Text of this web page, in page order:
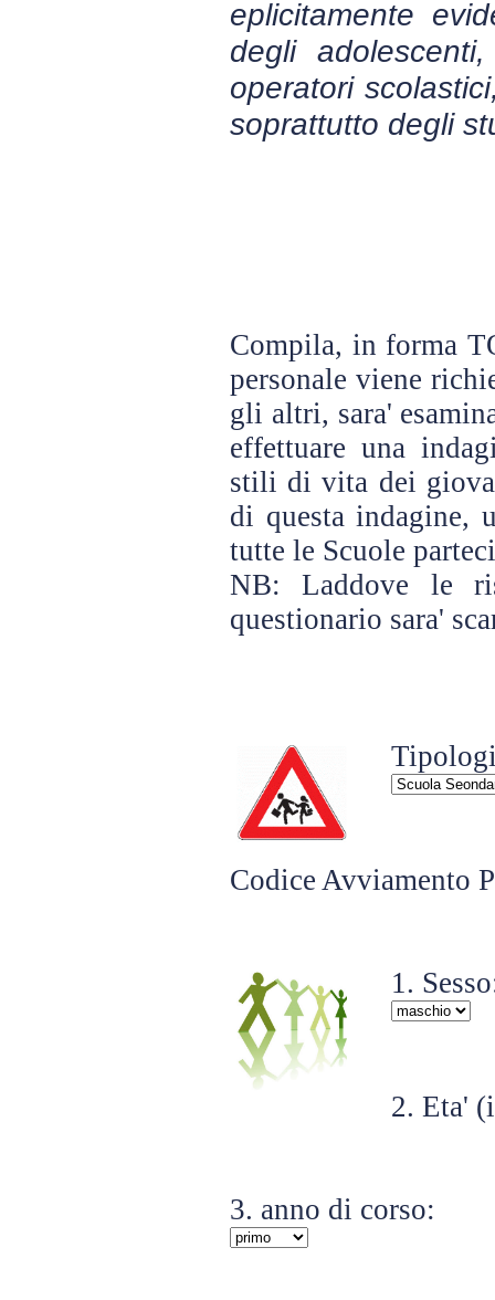
eplicitamente
degli
operatori
soprattutto degli
Compila, in forma
personale viene
gli altri, sara'
effettuare una
stili di vita dei
di questa indagine,
tutte le Scuole
NB: Laddove le
questionario sara'
Codice Avviamento
1.
2. Eta'
3. anno di corso: